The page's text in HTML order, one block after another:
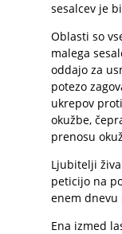
sesalcev je
Oblasti so
malega
oddajo za
potezo
ukrepov
okužbe,
prenosu
Ljubitelji
peticijo na
enem dnevu
Ena izmed